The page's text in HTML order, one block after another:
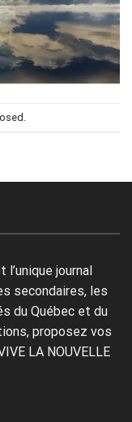
l’unique journal
secondaires, les
du Québec et du
proposez vos
LA NOUVELLE